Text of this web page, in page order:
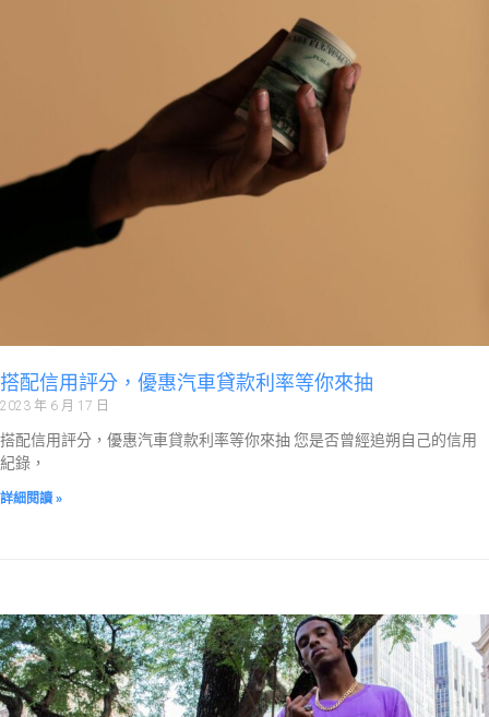
搭配信用評分，優惠汽車貸款利率等你來抽
2023 年 6 月 17 日
搭配信用評分，優惠汽車貸款利率等你來抽 您是否曾經追朔自己的信用
紀錄，
詳細閱讀 »